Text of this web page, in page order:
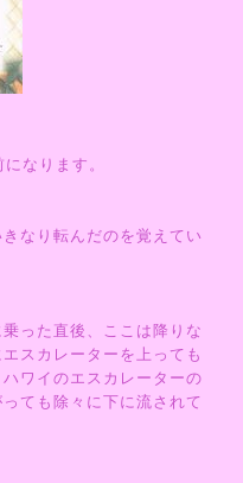
なります。
なり転んだのを覚えてい
った直後、ここは降りな
スカレーターを上っても
ワイのエスカレーターの
ても除々に下に流されて